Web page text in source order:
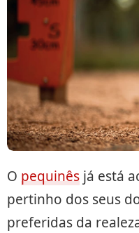
O pequinês já está
pertinho dos seus
preferidas da